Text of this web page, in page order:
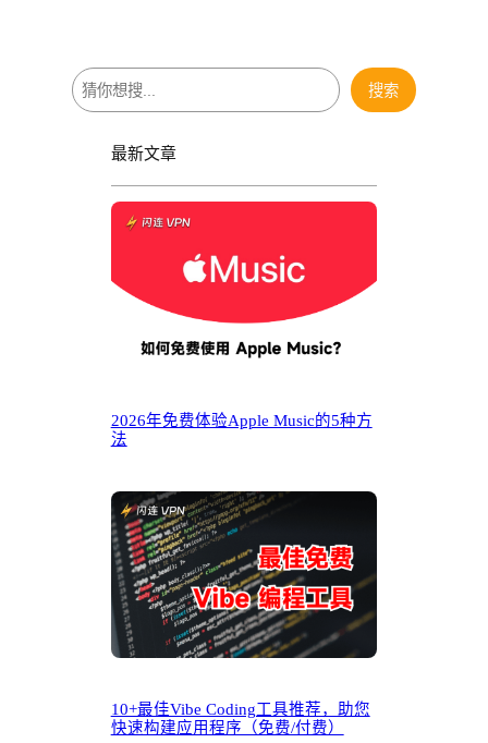
搜
索
搜索
最新文章
2026年免费体验Apple Music的5种方
法
10+最佳Vibe Coding工具推荐，助您
快速构建应用程序（免费/付费）